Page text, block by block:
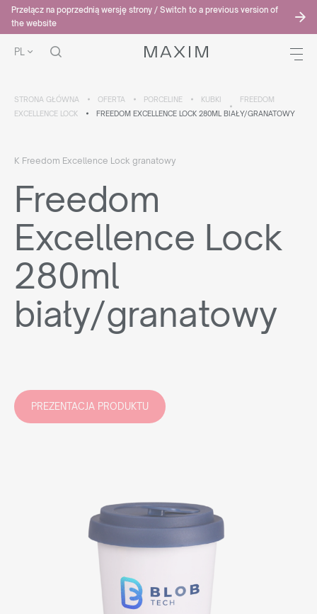
Przełącz na poprzednią wersję strony / Switch to a previous version of
the website
PL
STRONA GŁÓWNA OFERTA PORCELINE KUBKI
FREEDOM
EXCELLENCE LOCK
FREEDOM EXCELLENCE LOCK 280ML BIAŁY/GRANATOWY
K Freedom Excellence Lock granatowy
Freedom
Excellence Lock
280ml
biały/granatowy
PREZENTACJA PRODUKTU